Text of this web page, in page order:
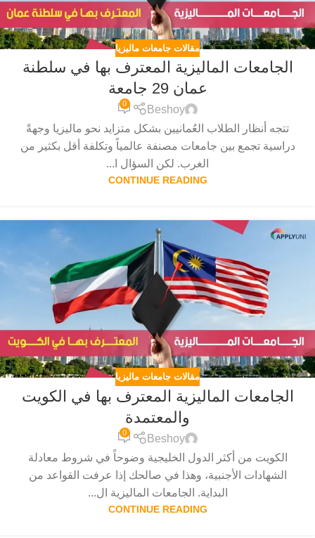
مقالات جامعات ماليزيا
الجامعات الماليزية المعترف بها في سلطنة
عمان 29 جامعة
Beshoy
0
تتجه أنظار الطلاب العُمانيين بشكل متزايد نحو ماليزيا وجهةً
دراسية تجمع بين جامعات مصنفة عالمياً وتكلفة أقل بكثير من
الغرب. لكن السؤال ا...
CONTINUE READING
مقالات جامعات ماليزيا
الجامعات الماليزية المعترف بها في الكويت
والمعتمدة
Beshoy
0
الكويت من أكثر الدول الخليجية وضوحاً في شروط معادلة
الشهادات الأجنبية، وهذا في صالحك إذا عرفت القواعد من
البداية. الجامعات الماليزية ال...
CONTINUE READING